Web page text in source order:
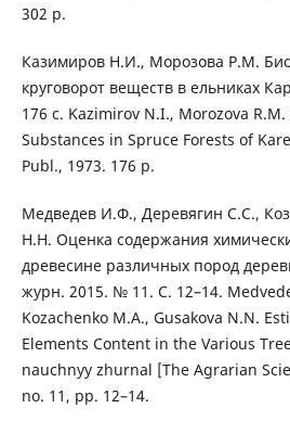
302 p.
Казимиров Н.И., Морозова Р.М.
круговорот веществ в ельниках
176 с. Kazimirov N.I., Morozova
Substances in Spruce Forests of
Publ., 1973. 176 p.
Медведев И.Ф., Деревягин С.С.,
Н.Н. Оценка содержания
древесине различных пород
журн. 2015. № 11. С. 12–14.
Kozachenko M.A., Gusakova N.N.
Elements Content in the Various
nauchnyy zhurnal [The Agrarian
no. 11, pp. 12–14.